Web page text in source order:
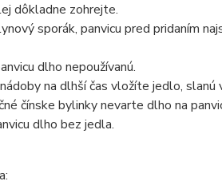
dôkladne zohrejte.
sporák, panvicu pred pridaním
dlho nepoužívanú.
na dlhší čas vložíte jedlo,
čínske bylinky nevarte dlho na
dlho bez jedla.